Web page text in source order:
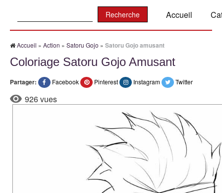
Accueil
Accueil » Action » Satoru Gojo » Satoru Gojo amusant
Coloriage Satoru Gojo Amusant
Partager: Facebook Pinterest Instagram Twitter
926 vues